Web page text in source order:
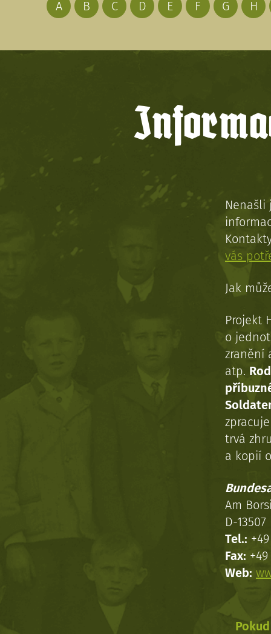
A B C D E F G H
Nenašli
vás
Jak
Projekt
o
zranění
atp.
trvá
a kopií
Am
D-
Tel.:
Fax:
Web: